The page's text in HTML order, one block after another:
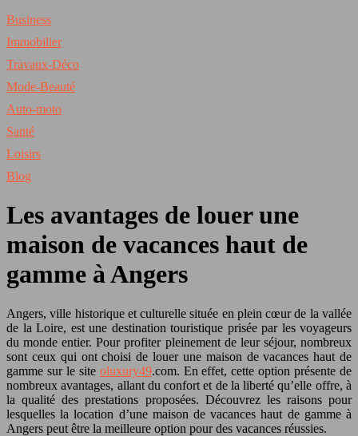
Business
Immobilier
Travaux-Déco
Mode-Beauté
Auto-moto
Santé
Loisirs
Blog
Les avantages de louer une
maison de vacances haut de
gamme à Angers
Angers, ville historique et culturelle située en plein cœur de la vallée
de la Loire, est une destination touristique prisée par les voyageurs
du monde entier. Pour profiter pleinement de leur séjour, nombreux
sont ceux qui ont choisi de louer une maison de vacances haut de
gamme sur le site oluxury49.com. En effet, cette option présente de
nombreux avantages, allant du confort et de la liberté qu’elle offre, à
la qualité des prestations proposées. Découvrez les raisons pour
lesquelles la location d’une maison de vacances haut de gamme à
Angers peut être la meilleure option pour des vacances réussies.